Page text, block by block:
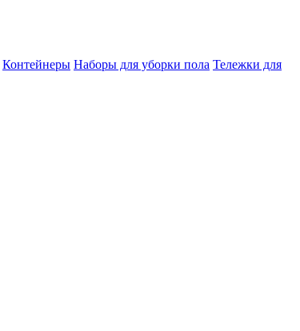
Контейнеры Наборы для уборки пола Тележки для